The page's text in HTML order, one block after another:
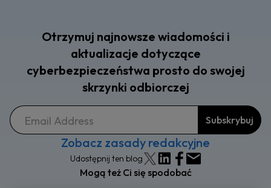
Otrzymuj najnowsze wiadomości i
aktualizacje dotyczące
cyberbezpieczeństwa prosto do swojej
skrzynki odbiorczej
Zobacz zasady redakcyjne
Udostępnij ten blog
Mogą też Ci się spodobać